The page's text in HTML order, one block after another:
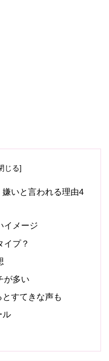
いと言われる理由4
イメージ
イプ？
が多い
すてきな声も
ル